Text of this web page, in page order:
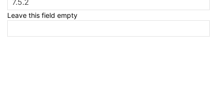
Leave this field empty